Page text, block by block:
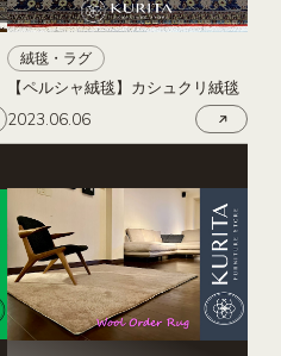
絨毯・ラグ
【ペルシャ絨毯】カシュクリ絨毯
2023.06.06